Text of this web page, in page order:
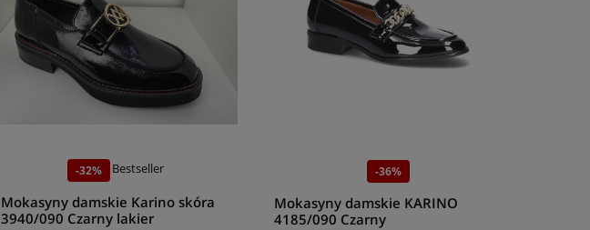
-32% Bestseller
Mokasyny damskie Karino skóra
3940/090 Czarny lakier
-36%
Mokasyny damskie KARINO
4185/090 Czarny